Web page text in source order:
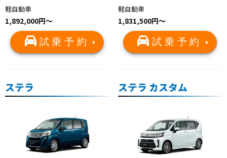
軽自動車
1,892,000円～
試乗予約
軽自動車
1,831,500円～
試乗予約
ステラ ステラ カスタム